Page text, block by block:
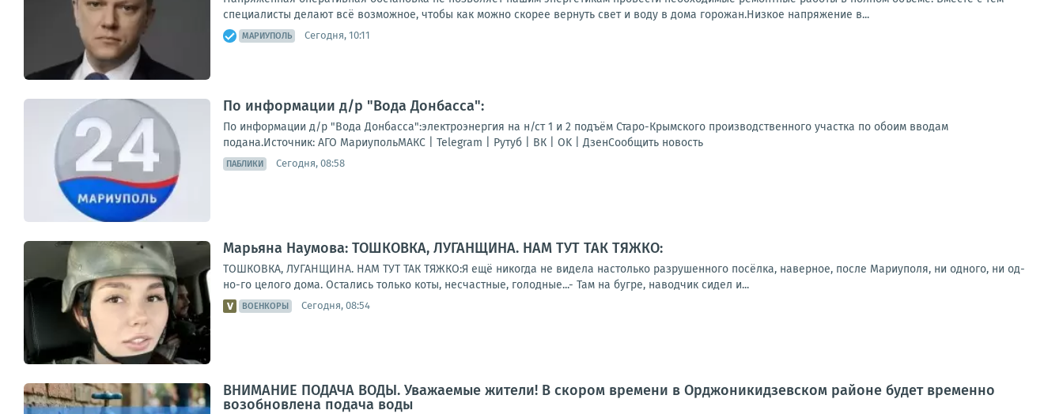
специалисты делают всё возможное, чтобы как можно скорее вернуть свет и воду в дома горожан.Низкое напряжение в...
МАРИУПОЛЬ Сегодня, 10:11
По информации д/р "Вода Донбасса":
По информации д/р "Вода Донбасса":электроэнергия на н/ст 1 и 2 подъём Старо-Крымского производственного участка по обоим вводам
подана.Источник: АГО МариупольМАКС | Telegram | Рутуб | ВК | OK | ДзенСообщить новость
ПАБЛИКИ Сегодня, 08:58
Марьяна Наумова: ТОШКОВКА, ЛУГАНЩИНА. НАМ ТУТ ТАК ТЯЖКО:
ТОШКОВКА, ЛУГАНЩИНА. НАМ ТУТ ТАК ТЯЖКО:Я ещё никогда не видела настолько разрушенного посёлка, наверное, после Мариуполя, ни одного, ни од-
но-го целого дома. Остались только коты, несчастные, голодные...- Там на бугре, наводчик сидел и...
ВОЕНКОРЫ Сегодня, 08:54
ВНИМАНИЕ ПОДАЧА ВОДЫ. Уважаемые жители! В скором времени в Орджоникидзевском районе будет временно
возобновлена подача воды